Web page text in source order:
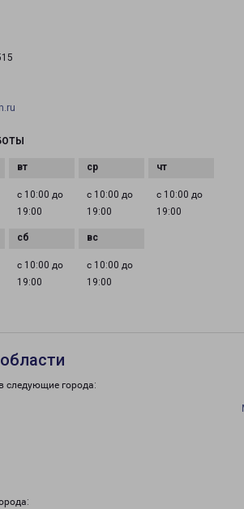
с 10:00 до
19:00
с 10:00 до
19:00
с 10:00 до
19:00
с 10:00 до
19:00
с 10:00 до
19:00
следующие города: